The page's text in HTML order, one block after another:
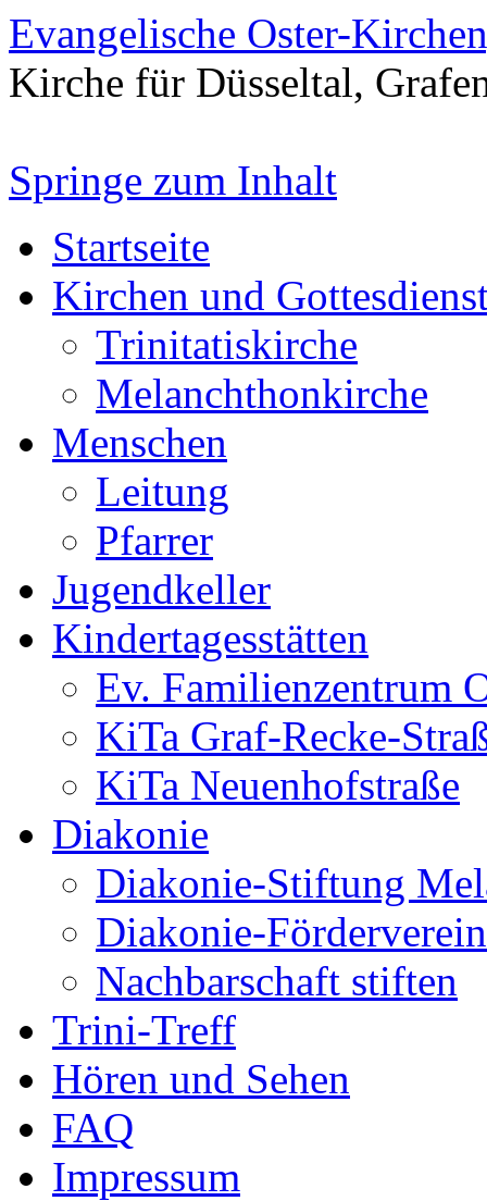
Evangelische Oster-
Kirche für Düsseltal,
Springe zum Inhalt
Startseite
Kirchen und
Trinitatiskirche
Melanchthonkirche
Menschen
Leitung
Pfarrer
Jugendkeller
Kindertagesstätten
Ev. Familienzentrum
KiTa Graf-Recke-
KiTa Neuenhofstraße
Diakonie
Diakonie-Stiftung
Diakonie-
Nachbarschaft stiften
Trini-Treff
Hören und Sehen
FAQ
Impressum